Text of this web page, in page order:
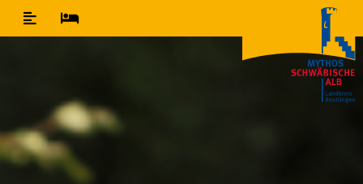
Inhaltsverzeichnis